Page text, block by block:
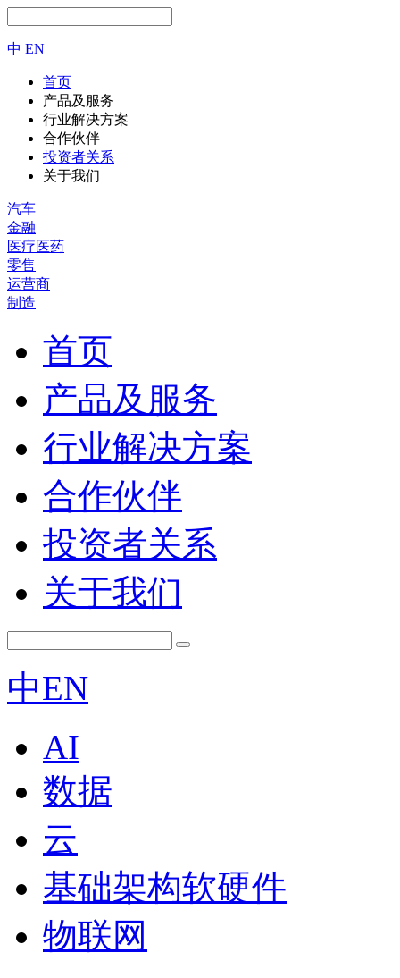
中 EN
首页
产品及服务
行业解决方案
合作伙伴
投资者关系
关于我们
汽车
金融
医疗医药
零售
运营商
制造
首页
产品及服务
行业解决方案
合作伙伴
投资者关系
关于我们
中EN
AI
数据
云
基础架构软硬件
物联网